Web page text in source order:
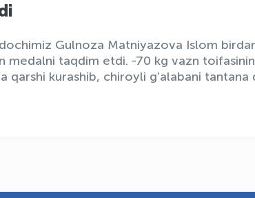
Gulnoza Matniyazova Islom
medalni taqdim etdi. -70 kg vazn
qarshi kurashib, chiroyli gʻalabani tantana